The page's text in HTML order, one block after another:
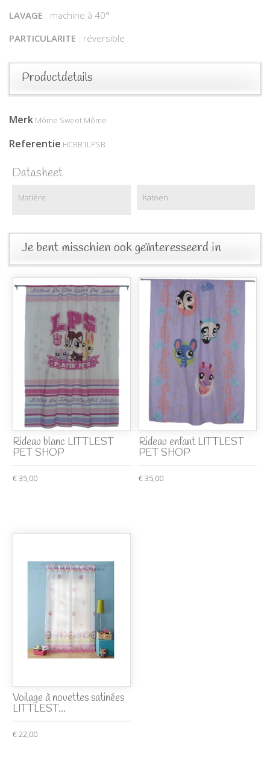
LAVAGE : machine à 40°
PARTICULARITE : réversible
Productdetails
Merk Môme Sweet Môme
Referentie HCBB1LPSB
Datasheet
Matière Katoen
Je bent misschien ook geïnteresseerd in
Rideau blanc LITTLEST
PET SHOP
€ 35,00
Rideau enfant LITTLEST
PET SHOP
€ 35,00
Voilage à nouettes satinées
LITTLEST...
€ 22,00